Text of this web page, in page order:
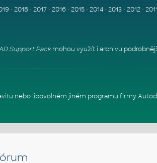
• 2018 • 2017• 2016• 2015• 2014• 2013• 2012• 2011
Support Packmohou využít i archivu
nebo libovolném jiném programu firmy